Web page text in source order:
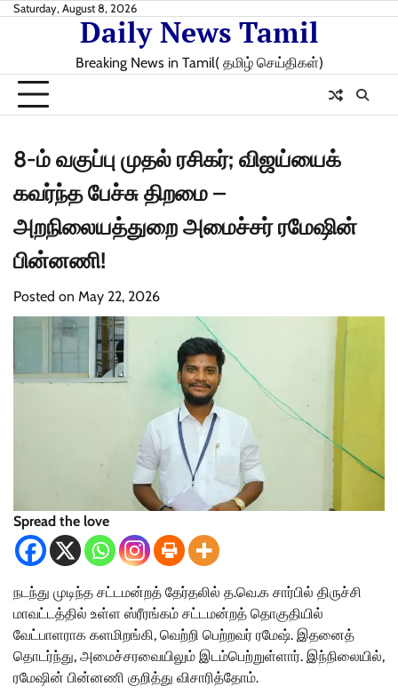
SkipSaturday, August 8, 2026
Daily News Tamil
Breaking News in Tamil( தமிழ் செய்திகள்)
8-ம் வகுப்பு முதல் ரசிகர்; விஜய்யைக்
கவர்ந்த பேச்சு திறமை –
அறநிலையத்துறை அமைச்சர் ரமேஷின்
பின்னணி!
Posted on May 22, 2026
Spread the love
நடந்து முடிந்த சட்டமன்றத் தேர்தலில் த.வெ.க சார்பில் திருச்சி
மாவட்டத்தில் உள்ள ஸ்ரீரங்கம் சட்டமன்றத் தொகுதியில்
வேட்பாளராக களமிறங்கி, வெற்றி பெற்றவர் ரமேஷ். இதனைத்
தொடர்ந்து, அமைச்சரவையிலும் இடம்பெற்றுள்ளார். இந்நிலையில்,
ரமேஷின் பின்னணி குறித்து விசாரித்தோம்.